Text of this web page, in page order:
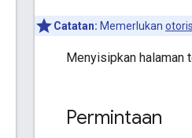
Catatan: Memerlukan
Menyisipkan halaman
Permintaan